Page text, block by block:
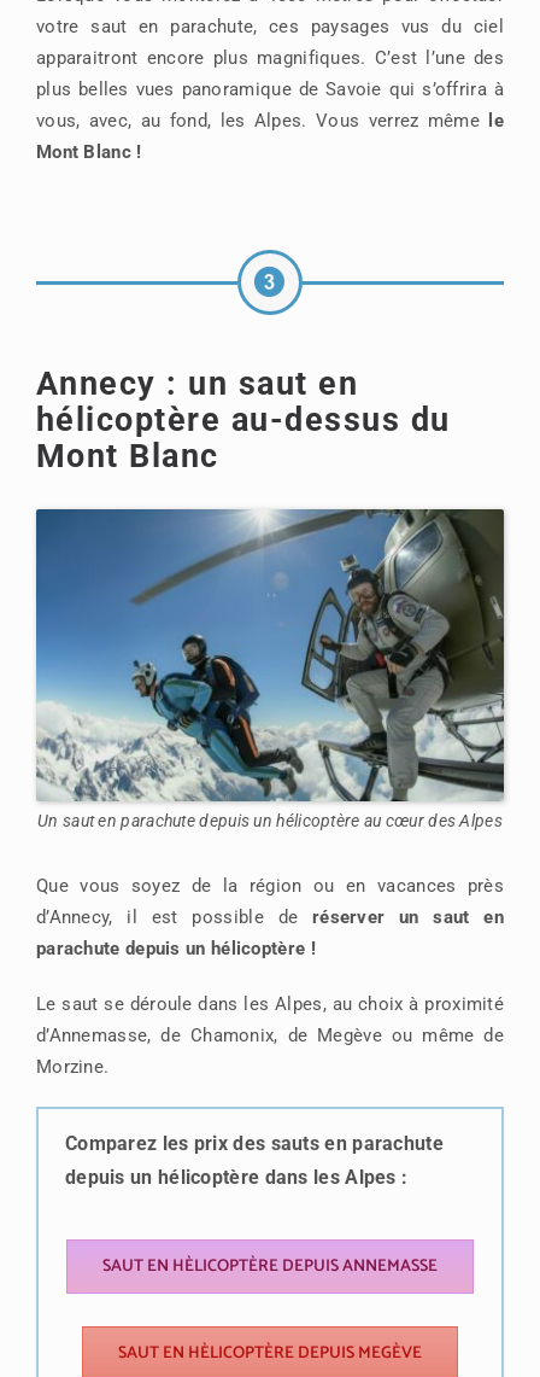
votre saut en parachute, ces paysages vus du ciel
apparaitront encore plus magnifiques. C’est l’une des
plus belles vues panoramique de Savoie qui s’offrira à
vous, avec, au fond, les Alpes. Vous verrez même
le
Mont Blanc !
Annecy : un saut en
hélicoptère au-dessus du
Mont Blanc
Un saut en parachute depuis un hélicoptère au cœur des Alpes
Que vous soyez de la région ou en vacances près
d’Annecy, il est possible de réserver un saut en
parachute depuis un hélicoptère !
Le saut se déroule dans les Alpes, au choix à proximité
d’Annemasse, de Chamonix, de Megève ou même de
Morzine.
Comparez les prix des sauts en parachute
depuis un hélicoptère dans les Alpes :
SAUT EN HÈLICOPTÈRE DEPUIS ANNEMASSE
SAUT EN HÈLICOPTÈRE DEPUIS MEGÈVE